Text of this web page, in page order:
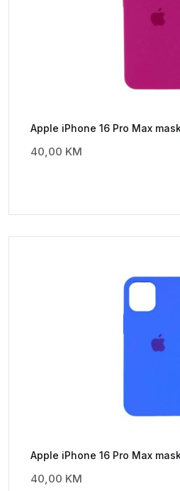
Apple iPhone 16 Pro Max
40,00 KM
Apple iPhone 16 Pro Max
40,00 KM